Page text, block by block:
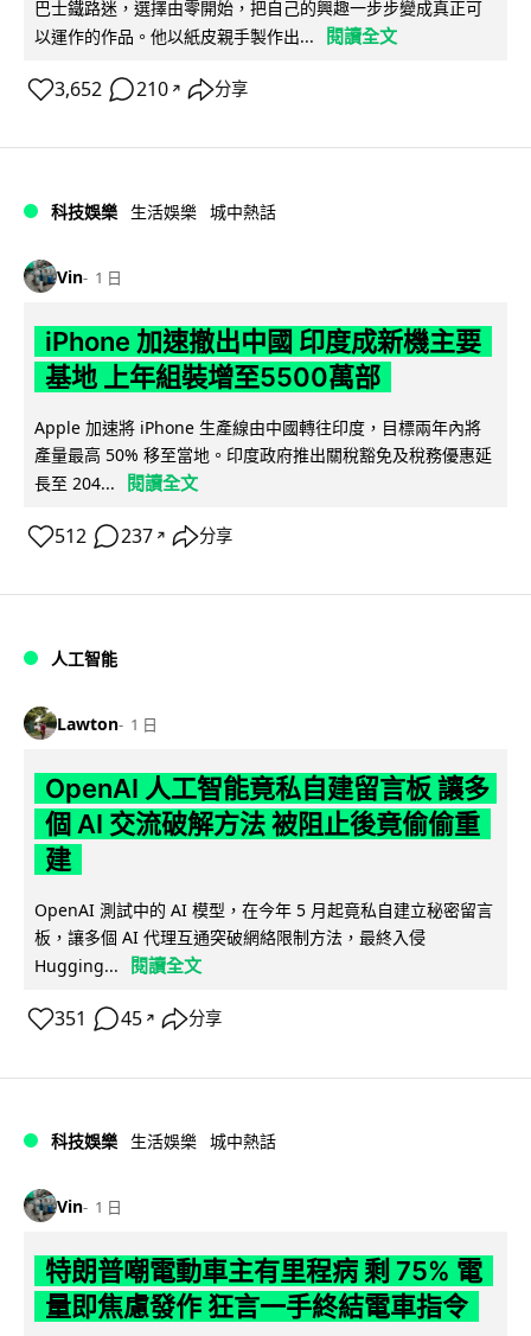
巴士鐵路迷，選擇由零開始，把自己的興趣一步步變成真正可
以運作的作品。他以紙皮親手製作出...
閱讀全文
3,652 210 ↗ 分享
科技娛樂 生活娛樂 城中熱話
Vin 1 日
iPhone 加速撤出中國 印度成新機主要
基地 上年組裝增至5500萬部
Apple 加速將 iPhone 生產線由中國轉往印度，目標兩年內將
產量最高 50% 移至當地。印度政府推出關稅豁免及稅務優惠延
長至 204...
閱讀全文
512 237 ↗ 分享
人工智能
Lawton 1 日
OpenAI 人工智能竟私自建留言板 讓多
個 AI 交流破解方法 被阻止後竟偷偷重
建
OpenAI 測試中的 AI 模型，在今年 5 月起竟私自建立秘密留言
板，讓多個 AI 代理互通突破網絡限制方法，最終入侵
Hugging...
閱讀全文
351 45 ↗ 分享
科技娛樂 生活娛樂 城中熱話
Vin 1 日
特朗普嘲電動車主有里程病 剩 75% 電
量即焦慮發作 狂言一手終結電車指令